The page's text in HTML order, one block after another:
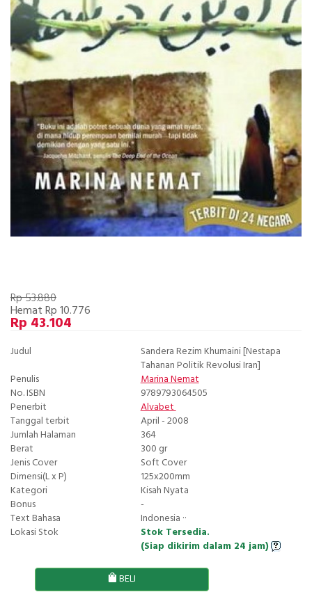
Rp 53.880
Hemat Rp 10.776
Rp 43.104
Judul
Sandera Rezim Khumaini [Nestapa
Tahanan Politik Revolusi Iran]
Penulis
Marina Nemat
No. ISBN
9789793064505
Penerbit
Alvabet
Tanggal terbit
April - 2008
Jumlah Halaman
364
Berat
300 gr
Jenis Cover
Soft Cover
Dimensi(L x P)
125x200mm
Kategori
Kisah Nyata
Bonus
-
Text Bahasa
Indonesia ··
Lokasi Stok
Stok Tersedia.
(Siap dikirim dalam 24 jam)
BELI